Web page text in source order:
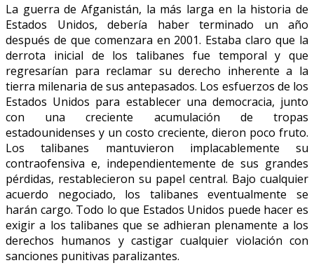
La guerra de Afganistán, la más larga en la historia de
Estados Unidos, debería haber terminado un año
después de que comenzara en 2001. Estaba claro que la
derrota inicial de los talibanes fue temporal y que
regresarían para reclamar su derecho inherente a la
tierra milenaria de sus antepasados. Los esfuerzos de los
Estados Unidos para establecer una democracia, junto
con una creciente acumulación de tropas
estadounidenses y un costo creciente, dieron poco fruto.
Los talibanes mantuvieron implacablemente su
contraofensiva e, independientemente de sus grandes
pérdidas, restablecieron su papel central. Bajo cualquier
acuerdo negociado, los talibanes eventualmente se
harán cargo. Todo lo que Estados Unidos puede hacer es
exigir a los talibanes que se adhieran plenamente a los
derechos humanos y castigar cualquier violación con
sanciones punitivas paralizantes.